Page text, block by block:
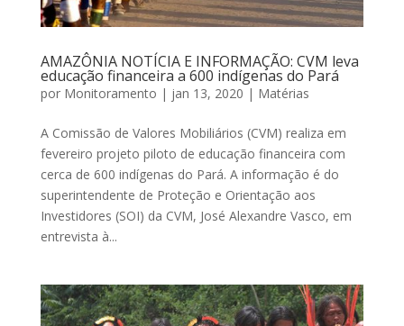
AMAZÔNIA NOTÍCIA E INFORMAÇÃO: CVM leva
educação financeira a 600 indígenas do Pará
por Monitoramento | jan 13, 2020 | Matérias
A Comissão de Valores Mobiliários (CVM) realiza em
fevereiro projeto piloto de educação financeira com
cerca de 600 indígenas do Pará. A informação é do
superintendente de Proteção e Orientação aos
Investidores (SOI) da CVM, José Alexandre Vasco, em
entrevista à...